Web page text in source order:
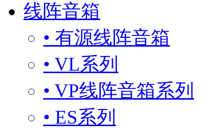
线阵音箱
• 有源线阵音箱
• VL系列
• VP线阵音箱系列
• ES系列